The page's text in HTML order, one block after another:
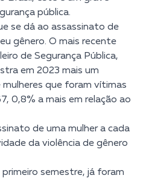
pública.
se dá ao assassinato de
gênero. O mais recente
de Segurança Pública,
em 2023 mais um
que foram vítimas
0,8% a mais em relação ao
de uma mulher a cada
da violência de gênero
semestre, já foram